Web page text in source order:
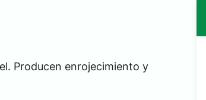
Producen enrojecimiento y